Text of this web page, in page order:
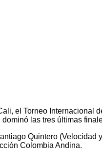
el Torneo Internacional
las tres últimas
Quintero
Colombia Andina.